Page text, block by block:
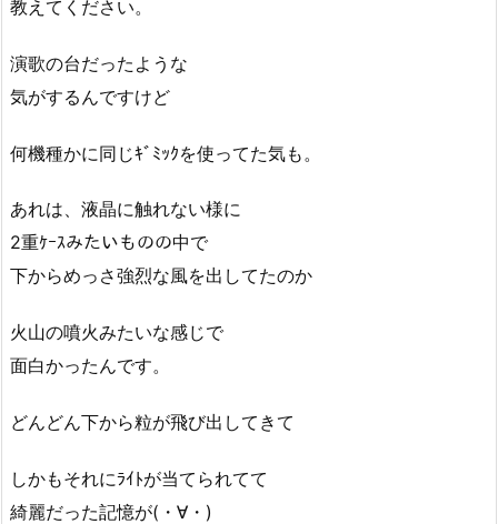
教えてください。
演歌の台だったような
気がするんですけど
何機種かに同じｷﾞﾐｯｸを使ってた気も。
あれは、液晶に触れない様に
2重ｹｰｽみたいものの中で
下からめっさ強烈な風を出してたのか
火山の噴火みたいな感じで
面白かったんです。
どんどん下から粒が飛び出してきて
しかもそれにﾗｲﾄが当てられてて
綺麗だった記憶が(・∀・)